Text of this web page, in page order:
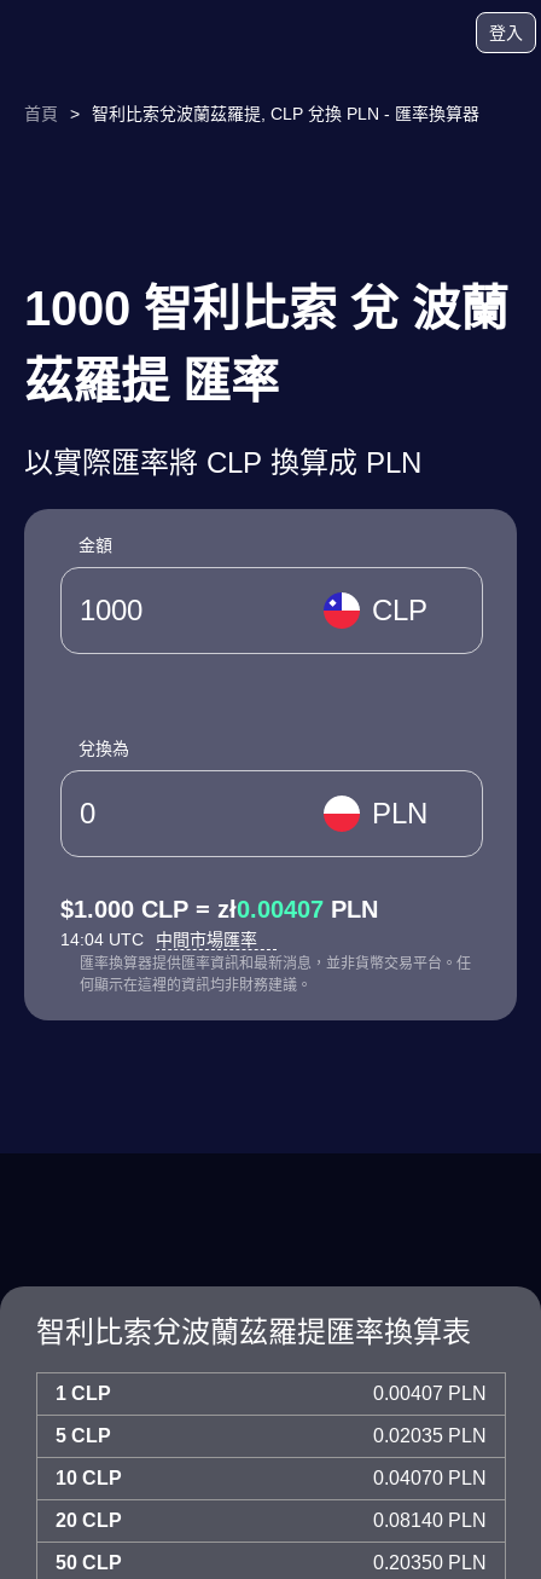
登入
首頁 > 智利比索兌波蘭茲羅提, CLP 兌換 PLN - 匯率換算器
1000 智利比索 兌 波蘭
茲羅提 匯率
以實際匯率將 CLP 換算成 PLN
金額
CLP
兌換為
PLN
$1.000 CLP = zł0.00407 PLN
14:04 UTC 中間市場匯率
匯率換算器提供匯率資訊和最新消息，並非貨幣交易平台。任
何顯示在這裡的資訊均非財務建議。
智利比索兌波蘭茲羅提匯率換算表
1 CLP 0.00407 PLN
5 CLP 0.02035 PLN
10 CLP 0.04070 PLN
20 CLP 0.08140 PLN
50 CLP 0.20350 PLN